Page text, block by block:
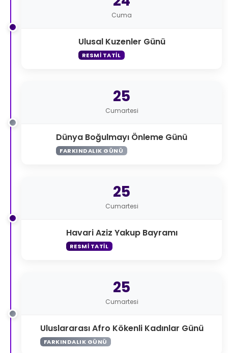
Cuma
Ulusal Kuzenler Günü
RESMI TATIL
25
Cumartesi
Dünya Boğulmayı Önleme Günü
FARKINDALIK GÜNÜ
25
Cumartesi
Havari Aziz Yakup Bayramı
RESMI TATIL
25
Cumartesi
Uluslararası Afro Kökenli Kadınlar Günü
FARKINDALIK GÜNÜ